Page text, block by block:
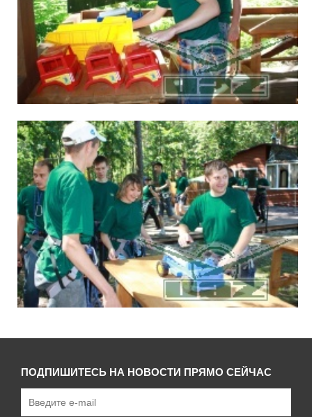
ПОДПИШИТЕСЬ НА НОВОСТИ ПРЯМО СЕЙЧАС